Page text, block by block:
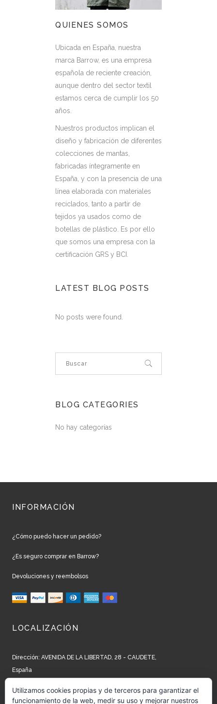
QUIENES SOMOS
Ubicada en España, nuestra
marca Barrow, es una empresa
española de reciente creación,
aunque dentro del sector textil
estamos cerca de cumplir los 50
años.
Nuestros productos implican el
diseño y fabricación de diferentes
colecciones de mantas,
fabricadas íntegramente en
España, y con la presencia de una
línea elaborada con materiales
reciclados, tanto a partir de
tejidos ya usados como de
botellas de plástico. Es por ello
que somos una empresa con la
certificación GRS y BCI.
LATEST BLOG POSTS
No posts were found.
BLOG CATEGORIES
No hay categorías
INFORMACIÓN
¿Cómo puedo hacer un pedido?
¿Es seguro comprar en Barrow?
Devoluciones y reembolsos
LOCALIZACIÓN
Dirección: AVENIDA DE LA LIBERTAD, 28 - CAUDETE,
España
Teléfono: +34 965 827 250
Utilizamos cookies propias y de terceros para garantizar el
funcionamiento de la web, medir su uso y mejorar nuestros